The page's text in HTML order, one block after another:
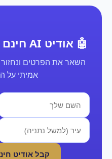
🤖 אודיט AI חינם — קבל דוח אמיתי
אמיתי על
קבל אודיט